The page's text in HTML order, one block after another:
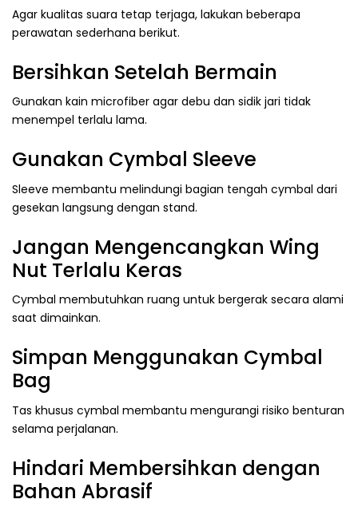
Agar kualitas suara tetap terjaga, lakukan beberapa
perawatan sederhana berikut.
Bersihkan Setelah Bermain
Gunakan kain microfiber agar debu dan sidik jari tidak
menempel terlalu lama.
Gunakan Cymbal Sleeve
Sleeve membantu melindungi bagian tengah cymbal dari
gesekan langsung dengan stand.
Jangan Mengencangkan Wing
Nut Terlalu Keras
Cymbal membutuhkan ruang untuk bergerak secara alami
saat dimainkan.
Simpan Menggunakan Cymbal
Bag
Tas khusus cymbal membantu mengurangi risiko benturan
selama perjalanan.
Hindari Membersihkan dengan
Bahan Abrasif